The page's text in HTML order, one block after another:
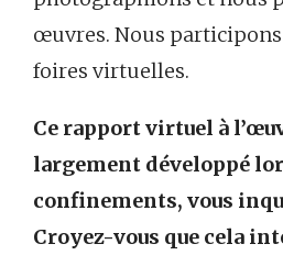
œuvres. Nous
foires virtuelles.
Ce rapport virtuel à
largement développé
confinements, vous
Croyez-vous que cela